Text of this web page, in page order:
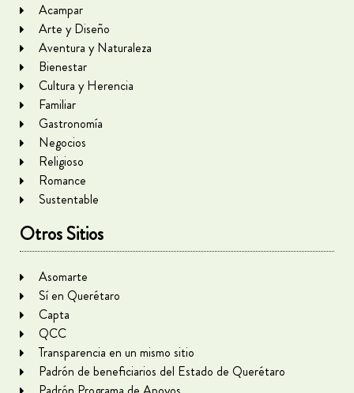
Acampar
Arte y Diseño
Aventura y Naturaleza
Bienestar
Cultura y Herencia
Familiar
Gastronomía
Negocios
Religioso
Romance
Sustentable
Otros Sitios
Asomarte
Sí en Querétaro
Capta
QCC
Transparencia en un mismo sitio
Padrón de beneficiarios del Estado de Querétaro